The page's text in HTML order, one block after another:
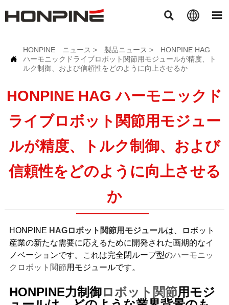
  

HONPINE ニュース > 製品ニュース >
HONPINE HAG
ハーモニックドライブロボット関節用モジュールが精度、ト
ルク制御、および信頼性をどのように向上させるか
HONPINE HAG ハーモニックド
ライブロボット関節用モジュー
ルが精度、トルク制御、および
信頼性をどのように向上させる
か
HONPINE HAGロボット関節用モジュールは、ロボット
産業の新たな需要に応えるために開発された画期的なイ
ノベーションです。これは完全閉ループ型のハーモニッ
クロボット関節用モジュールです。
HONPINE力制御ロボット関節用モジ